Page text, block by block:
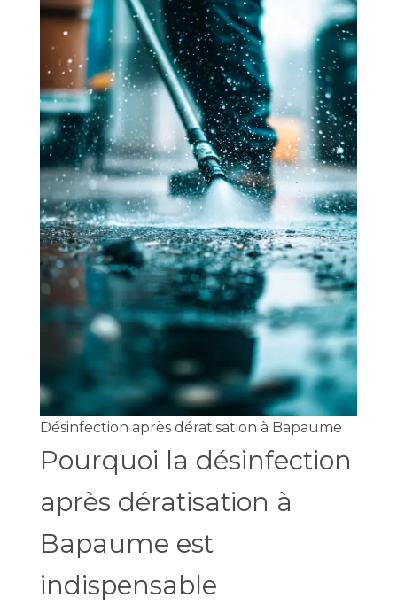
Désinfection après dératisation à Bapaume
Pourquoi la désinfection
après dératisation à
Bapaume est
indispensable